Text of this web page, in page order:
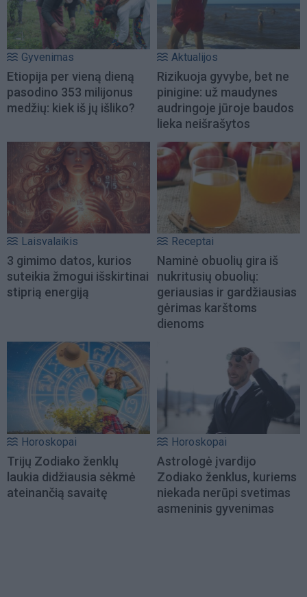
Gyvenimas
Etiopija per vieną dieną
pasodino 353 milijonus
medžių: kiek iš jų išliko?
Aktualijos
Rizikuoja gyvybe, bet ne
pinigine: už maudynes
audringoje jūroje baudos
lieka neišrašytos
Laisvalaikis
3 gimimo datos, kurios
suteikia žmogui išskirtinai
stiprią energiją
Receptai
Naminė obuolių gira iš
nukritusių obuolių:
geriausias ir gardžiausias
gėrimas karštoms
dienoms
Horoskopai
Trijų Zodiako ženklų
laukia didžiausia sėkmė
ateinančią savaitę
Horoskopai
Astrologė įvardijo
Zodiako ženklus, kuriems
niekada nerūpi svetimas
asmeninis gyvenimas